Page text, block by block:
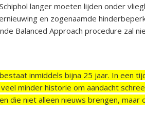
langer moeten lijden onder
en zogenaamde
Balanced Approach procedure zal
inmiddels bijna 25 jaar. In een
minder historie om aandacht
die niet alleen nieuws brengen,